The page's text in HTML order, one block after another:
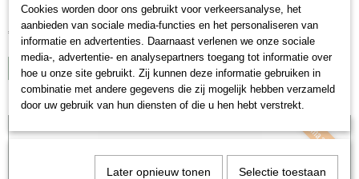
Prins Procare mini Super is uitermate geschikt voor kleine…
€ 62,95
IN WINKELWAGEN
Met smaakgarantie
Cookies worden door ons gebruikt voor verkeersanalyse, het
aanbieden van sociale media-functies en het personaliseren van
informatie en advertenties. Daarnaast verlenen we onze sociale
media-, advertentie- en analysepartners toegang tot informatie over
hoe u onze site gebruikt. Zij kunnen deze informatie gebruiken in
combinatie met andere gegevens die zij mogelijk hebben verzameld
door uw gebruik van hun diensten of die u hen hebt verstrekt.
Later opnieuw tonen Selectie toestaan